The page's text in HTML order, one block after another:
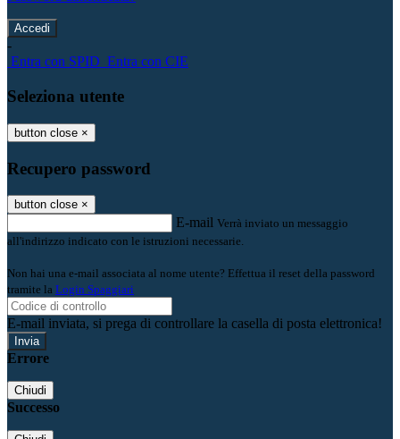
-
Entra con SPID Entra con CIE
Seleziona utente
button close ×
Recupero password
button close ×
E-mail Verrà inviato un messaggio
all'indirizzo indicato con le istruzioni necessarie.
Non hai una e-mail associata al nome utente? Effettua il reset della password
tramite la Login Spaggiari
E-mail inviata, si prega di controllare la casella di posta elettronica!
Errore
Chiudi
Successo